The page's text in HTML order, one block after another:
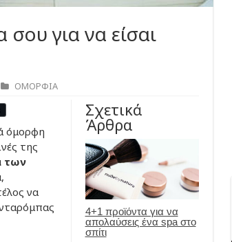
σου για να είσαι
ΟΜΟΡΦΙΑ
Σχετικά
Άρθρα
4+1 προϊόντα για να
απολαύσεις ένα spa στο
σπίτι
όμορφη
της
των
να